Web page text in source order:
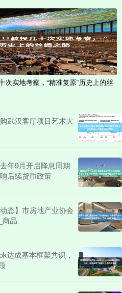
次实地考察，“精准复原”历史上的丝
武汉客厅项目艺术大
年9月开启降息周期
后续货币政策
态】市房地产业协会
商品
达成基本框架共识，